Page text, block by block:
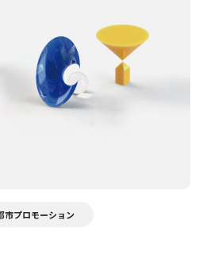
市プロモーション